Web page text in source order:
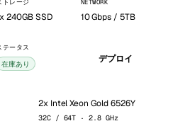
トレージ
240GB SSD
NETWORK
10 Gbps / 5TB
テータス
在庫あり デプロイ
2x Intel Xeon Gold 6526Y
32C / 64T · 2.8 GHz